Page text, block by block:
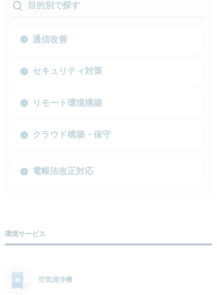
目的別で探す
通信改善
セキュリティ対策
リモート環境構築
クラウド構築・保守
電帳法改正対応
環境サービス
空気清浄機